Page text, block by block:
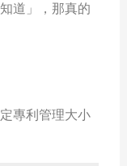
道」，那真的
專利管理大小